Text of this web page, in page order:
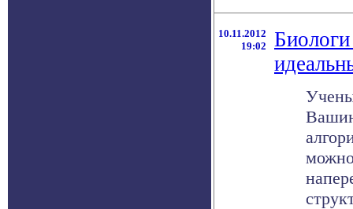
10.11.2012
19:02
Биологи